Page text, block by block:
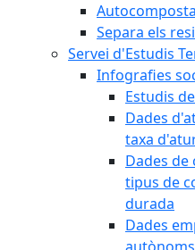
Separa els
Servei d'Estudis
Infografies
Estudis
Dades
taxa
Dades de
tipus de
durada
Dades